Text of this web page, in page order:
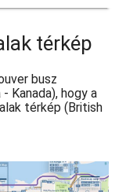
térkép
busz
Kanada), hogy a
térkép (British